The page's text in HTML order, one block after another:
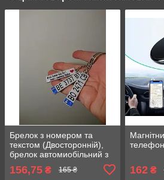
Брелок з номером та
текстом (Двосторонній),
брелок автомиобільний з
156,75 ₴ 165 ₴ 162₴